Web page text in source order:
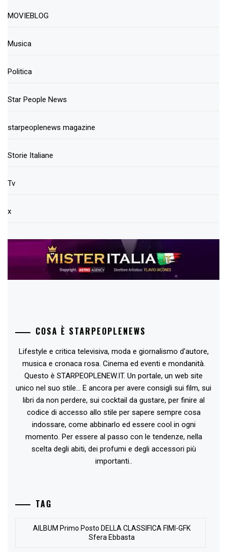
MOVIEBLOG
Musica
Politica
Star People News
starpeoplenews magazine
Storie Italiane
Tv
x
COSA È STARPEOPLENEWS
Lifestyle e critica televisiva, moda e giornalismo d'autore,
musica e cronaca rosa. Cinema ed eventi e mondanità.
Questo è STARPEOPLENEW.IT. Un portale, un web site
unico nel suo stile... E ancora per avere consigli sui film, sui
libri da non perdere, sui cocktail da gustare, per finire al
codice di accesso allo stile per sapere sempre cosa
indossare, come abbinarlo ed essere cool in ogni
momento. Per essere al passo con le tendenze, nella
scelta degli abiti, dei profumi e degli accessori più
importanti..
TAG
AlLBUM Primo Posto DELLA CLASSIFICA FIMI-GFK
Sfera Ebbasta